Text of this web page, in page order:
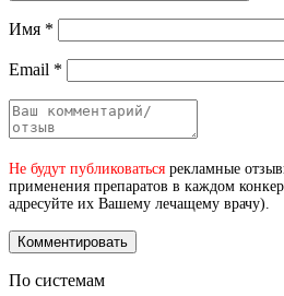
Имя *
Email *
Не будут публиковаться рекламные
применения препаратов в каждом
адресуйте их Вашему лечащему врачу).
По системам